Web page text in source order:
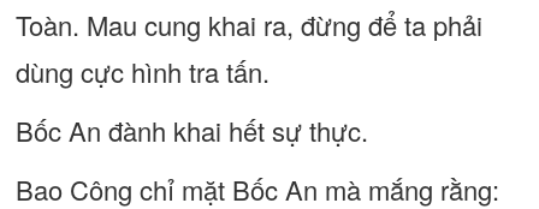
Toàn. Mau cung khai ra, đừng để ta phải
dùng cực hình tra tấn.
Bốc An đành khai hết sự thực.
Bao Công chỉ mặt Bốc An mà mắng rằng: